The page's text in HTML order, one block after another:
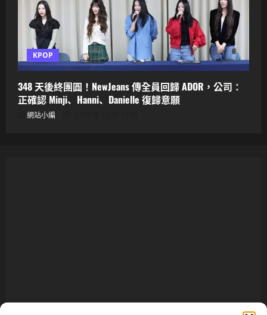
KPOP
348 天後終團圓！NewJeans 傳全員回歸 ADOR，公司：
正確認 Minji、Hanni、Danielle 復歸意願
網站小編